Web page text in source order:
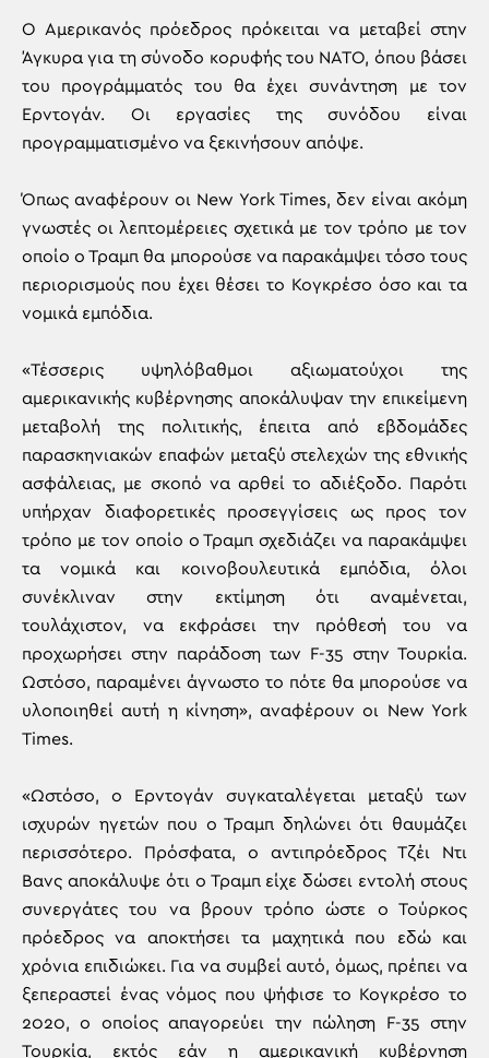
Ο Αμερικανός πρόεδρος πρόκειται να μεταβεί στην
Άγκυρα για τη σύνοδο κορυφής του ΝΑΤΟ, όπου βάσει
του προγράμματός του θα έχει συνάντηση με τον
Ερντογάν. Οι εργασίες της συνόδου είναι
προγραμματισμένο να ξεκινήσουν απόψε.
Όπως αναφέρουν οι New York Times, δεν είναι ακόμη
γνωστές οι λεπτομέρειες σχετικά με τον τρόπο με τον
οποίο ο Τραμπ θα μπορούσε να παρακάμψει τόσο τους
περιορισμούς που έχει θέσει το Κογκρέσο όσο και τα
νομικά εμπόδια.
«Τέσσερις υψηλόβαθμοι αξιωματούχοι της
αμερικανικής κυβέρνησης αποκάλυψαν την επικείμενη
μεταβολή της πολιτικής, έπειτα από εβδομάδες
παρασκηνιακών επαφών μεταξύ στελεχών της εθνικής
ασφάλειας, με σκοπό να αρθεί το αδιέξοδο. Παρότι
υπήρχαν διαφορετικές προσεγγίσεις ως προς τον
τρόπο με τον οποίο ο Τραμπ σχεδιάζει να παρακάμψει
τα νομικά και κοινοβουλευτικά εμπόδια, όλοι
συνέκλιναν στην εκτίμηση ότι αναμένεται,
τουλάχιστον, να εκφράσει την πρόθεσή του να
προχωρήσει στην παράδοση των F-35 στην Τουρκία.
Ωστόσο, παραμένει άγνωστο το πότε θα μπορούσε να
υλοποιηθεί αυτή η κίνηση», αναφέρουν οι New York
Times.
«Ωστόσο, ο Ερντογάν συγκαταλέγεται μεταξύ των
ισχυρών ηγετών που ο Τραμπ δηλώνει ότι θαυμάζει
περισσότερο. Πρόσφατα, ο αντιπρόεδρος Τζέι Ντι
Βανς αποκάλυψε ότι ο Τραμπ είχε δώσει εντολή στους
συνεργάτες του να βρουν τρόπο ώστε ο Τούρκος
πρόεδρος να αποκτήσει τα μαχητικά που εδώ και
χρόνια επιδιώκει. Για να συμβεί αυτό, όμως, πρέπει να
ξεπεραστεί ένας νόμος που ψήφισε το Κογκρέσο το
2020, ο οποίος απαγορεύει την πώληση F-35 στην
Τουρκία, εκτός εάν η αμερικανική κυβέρνηση